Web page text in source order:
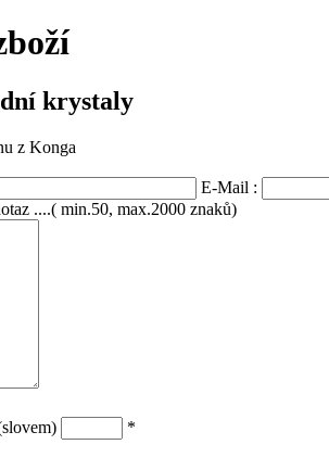
krystaly
z Konga
E-Mail :
....( min.50, max.2000 znaků)
*